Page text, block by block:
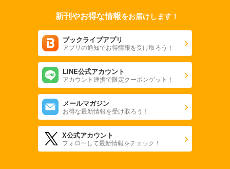
新刊やお得な情報をお届けします！
ブックライブアプリ
アプリの通知でお得情報を受け取ろう！
LINE公式アカウント
アカウント連携で限定クーポンゲット！
メールマガジン
お得な最新情報を受け取ろう！
X公式アカウント
フォローして最新情報をチェック！